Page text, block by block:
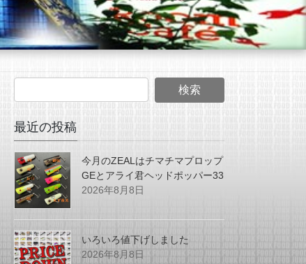
最近の投稿
今月のZEALはチマチマプロップ
GEとアライ君ヘッドポッパー33
2026年8月8日
いろいろ値下げしました
2026年8月8日